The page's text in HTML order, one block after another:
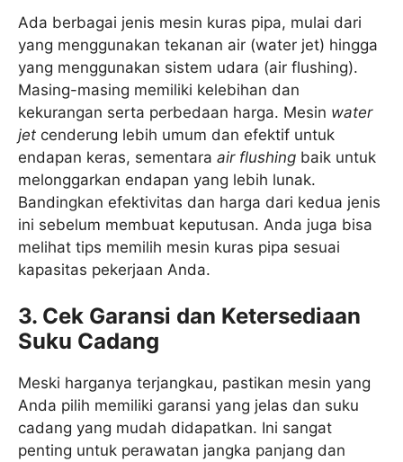
Ada berbagai jenis mesin kuras pipa, mulai dari
yang menggunakan tekanan air (water jet) hingga
yang menggunakan sistem udara (air flushing).
Masing-masing memiliki kelebihan dan
kekurangan serta perbedaan harga. Mesin water
jet cenderung lebih umum dan efektif untuk
endapan keras, sementara air flushing baik untuk
melonggarkan endapan yang lebih lunak.
Bandingkan efektivitas dan harga dari kedua jenis
ini sebelum membuat keputusan. Anda juga bisa
melihat tips memilih mesin kuras pipa sesuai
kapasitas pekerjaan Anda.
3. Cek Garansi dan Ketersediaan
Suku Cadang
Meski harganya terjangkau, pastikan mesin yang
Anda pilih memiliki garansi yang jelas dan suku
cadang yang mudah didapatkan. Ini sangat
penting untuk perawatan jangka panjang dan